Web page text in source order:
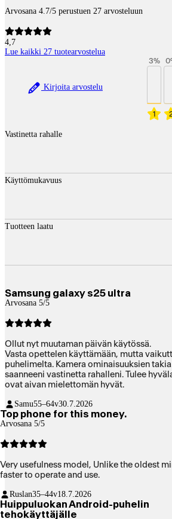
Arvosana 4.7/5 perustuen 27 arvosteluun
4,7
Lue kaikki 27 tuotearvostelua
Kirjoita arvostelu
1
3% 0
Vastinetta rahalle
Käyttömukavuus
Tuotteen laatu
Samsung galaxy s25 ultra
Arvosana 5/5
Ollut nyt muutaman päivän käytössä.
Vasta opettelen käyttämään, mutta
puhelimelta. Kamera ominaisuuksien
saanneeni vastinetta rahalleni. Tulee
ovat aivan mielettomän hyvät.
Samu55–64v30.7.2026
Top phone for this money.
Arvosana 5/5
Very usefulness model, Unlike the oldest
faster to operate and use.
Ruslan35–44v18.7.2026
Huippuluokan Android-puhelin
tehokäyttäjälle